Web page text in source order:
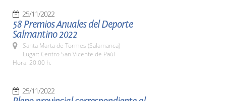
25/11/2022
58 Premios Anuales del Deporte
Salmantino 2022
Santa Marta de Tormes (Salamanca)
Lugar: Centro San Vicente de Paúl
Hora: 20:00 h.
25/11/2022